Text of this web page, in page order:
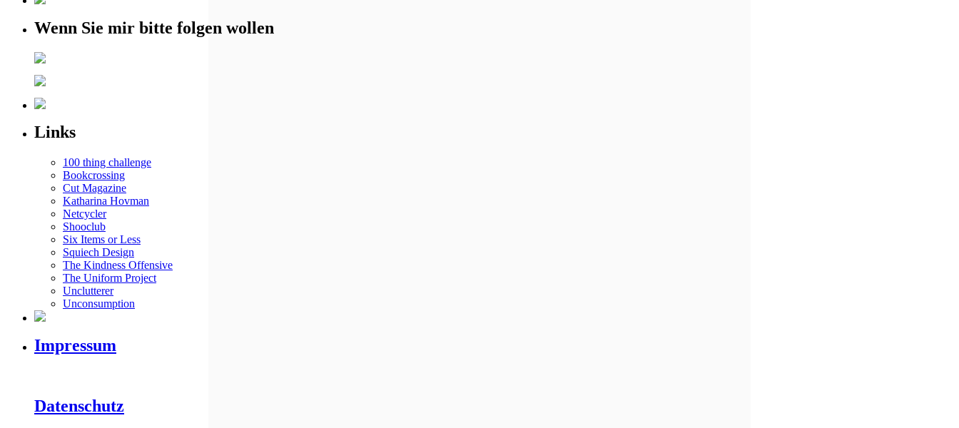
Wenn Sie mir bitte folgen wollen
Links
100 thing challenge
Bookcrossing
Cut Magazine
Katharina Hovman
Netcycler
Shooclub
Six Items or Less
Squiech Design
The Kindness Offensive
The Uniform Project
Unclutterer
Unconsumption
Impressum
Datenschutz